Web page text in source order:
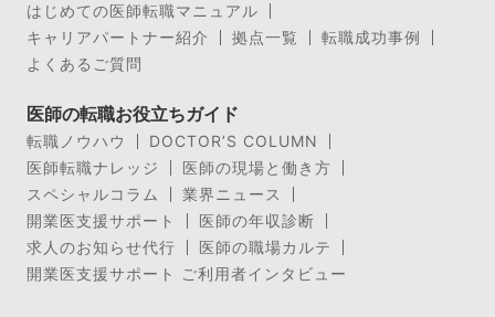
はじめての医師転職マニュアル
キャリアパートナー紹介
拠点一覧
転職成功事例
よくあるご質問
医師の転職お役立ちガイド
転職ノウハウ
DOCTOR’S COLUMN
医師転職ナレッジ
医師の現場と働き方
スペシャルコラム
業界ニュース
開業医支援サポート
医師の年収診断
求人のお知らせ代行
医師の職場カルテ
開業医支援サポート ご利用者インタビュー